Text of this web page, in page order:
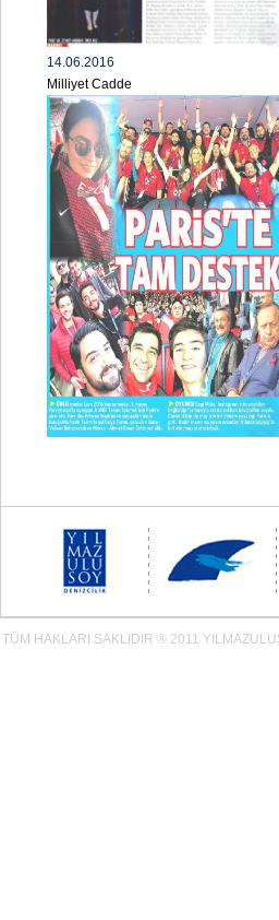
14.06.2016
Milliyet Cadde
TÜM HAKLARI SAKLIDIR ® 2011